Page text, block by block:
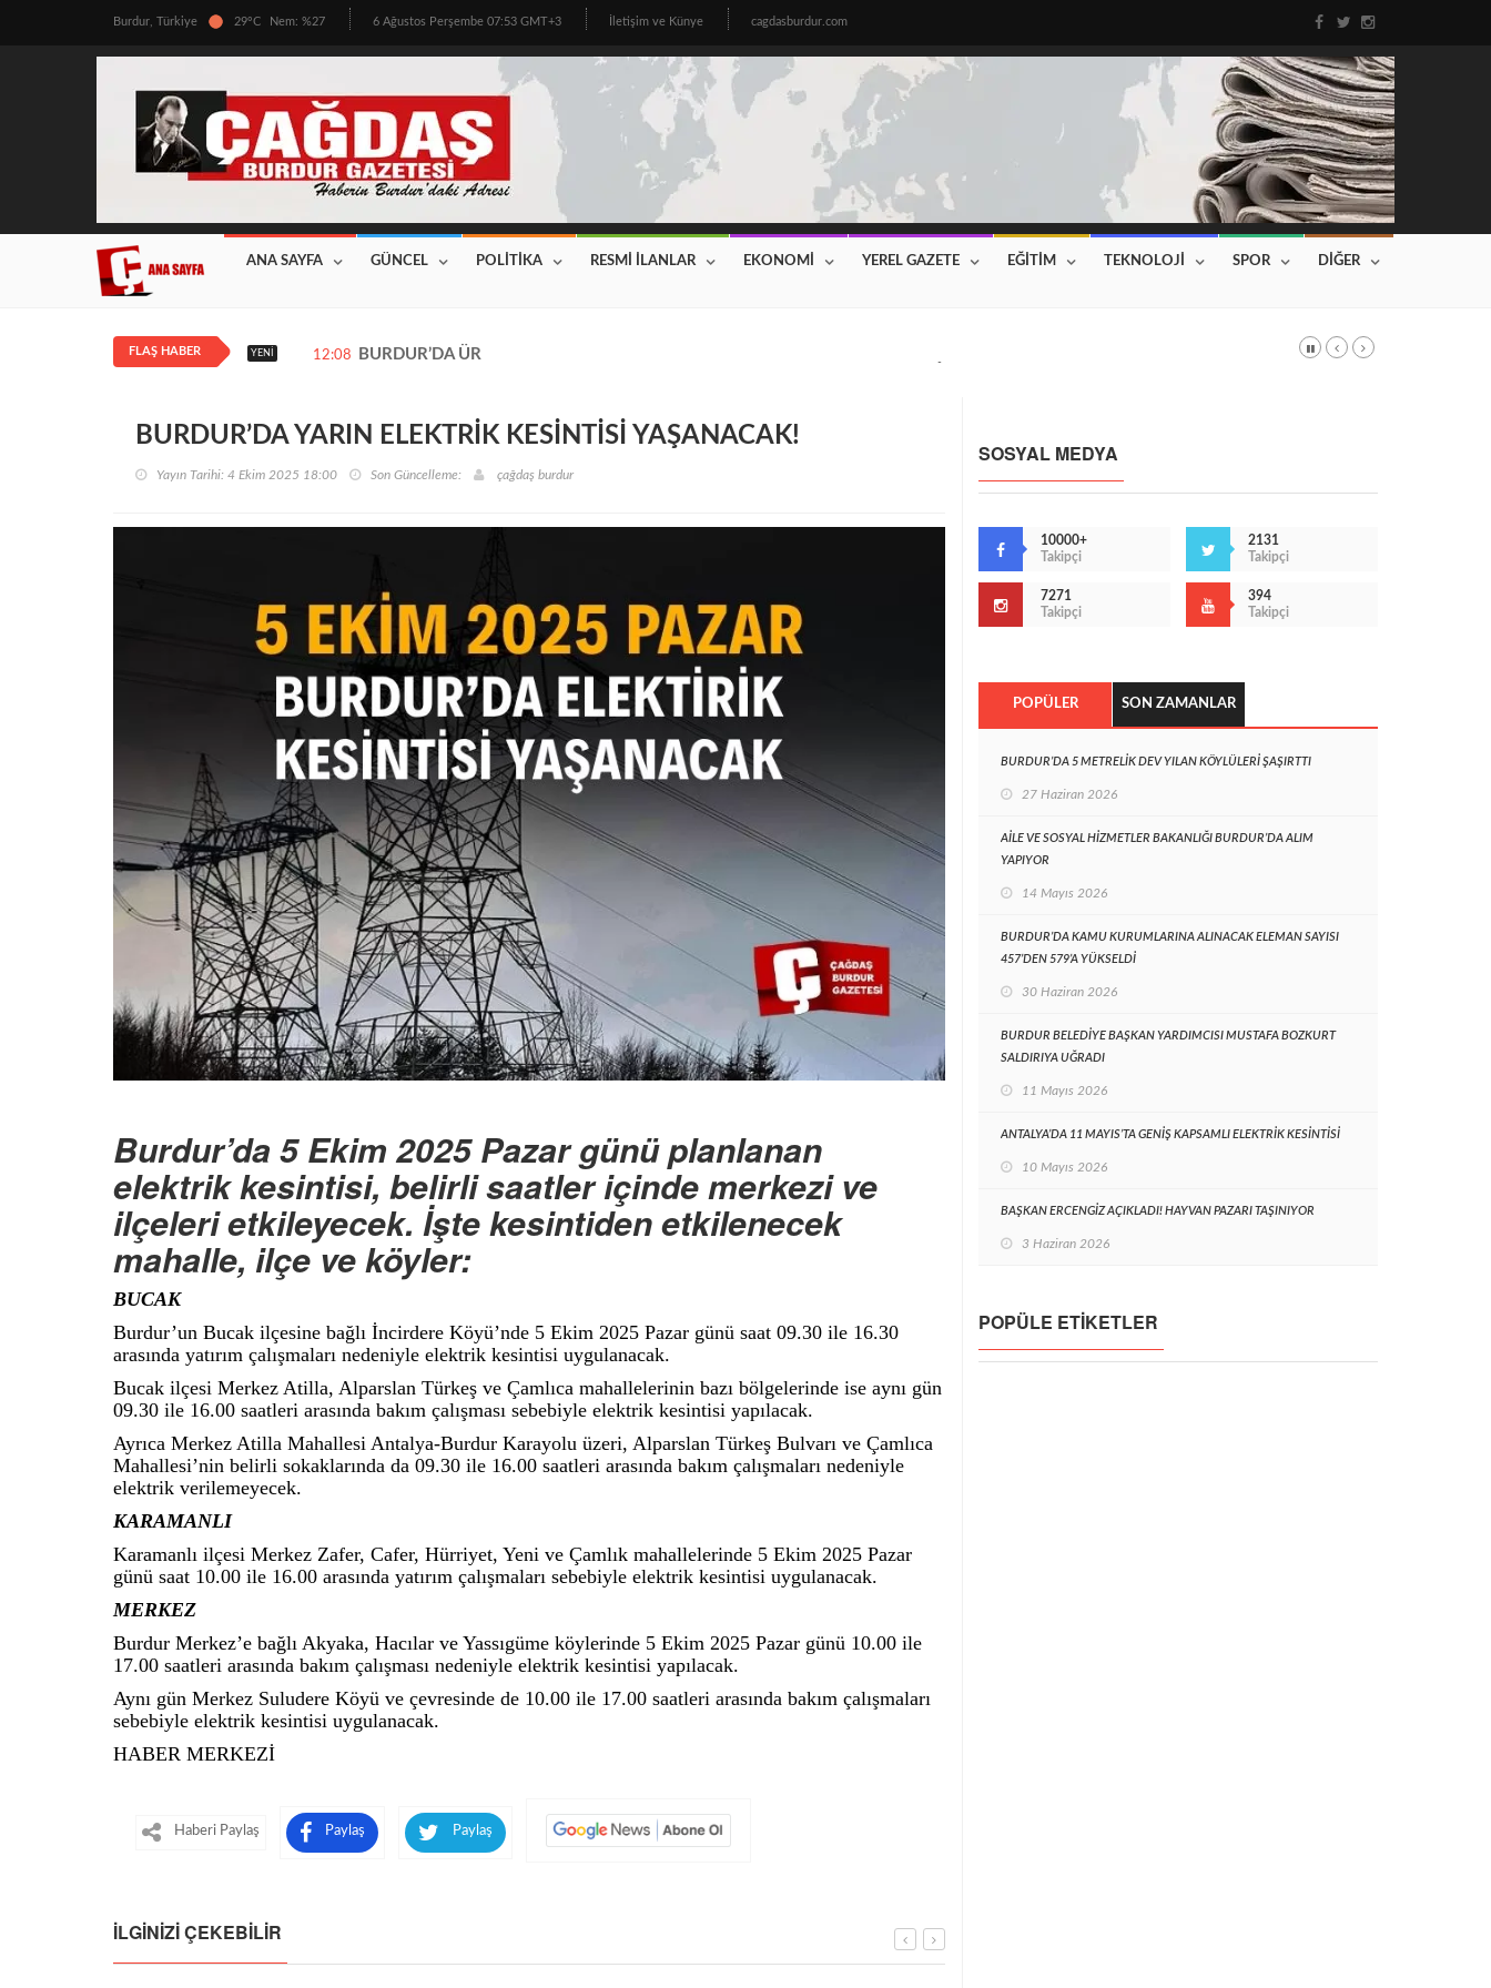
Burdur, Türkiye 29°C Nem: %27 6 Ağustos Perşembe 07:53 GMT+3 İletişim ve Künye cagdasburdur.com
ANA SAYFA GÜNCEL POLİTİKA RESMİ İLANLAR EKONOMİ YEREL GAZETE EĞİTİM TEKNOLOJİ SPOR DİĞER
FLAŞ HABER YENI 12:08 BURDUR’DA ÜRETİCİNİN BEKLEDİĞİ HABER GELDİ! 2026 YILI FİYATLAR AÇIKLANDI
BURDUR’DA YARIN ELEKTRİK KESİNTİSİ YAŞANACAK!
Yayın Tarihi: 4 Ekim 2025 18:00 Son Güncelleme: çağdaş burdur
Burdur’da 5 Ekim 2025 Pazar günü planlanan
elektrik kesintisi, belirli saatler içinde merkezi ve
ilçeleri etkileyecek. İşte kesintiden etkilenecek
mahalle, ilçe ve köyler:
BUCAK
Burdur’un Bucak ilçesine bağlı İncirdere Köyü’nde 5 Ekim 2025 Pazar günü saat 09.30 ile 16.30
arasında yatırım çalışmaları nedeniyle elektrik kesintisi uygulanacak.
Bucak ilçesi Merkez Atilla, Alparslan Türkeş ve Çamlıca mahallelerinin bazı bölgelerinde ise aynı gün
09.30 ile 16.00 saatleri arasında bakım çalışması sebebiyle elektrik kesintisi yapılacak.
Ayrıca Merkez Atilla Mahallesi Antalya-Burdur Karayolu üzeri, Alparslan Türkeş Bulvarı ve Çamlıca
Mahallesi’nin belirli sokaklarında da 09.30 ile 16.00 saatleri arasında bakım çalışmaları nedeniyle
elektrik verilemeyecek.
KARAMANLI
Karamanlı ilçesi Merkez Zafer, Cafer, Hürriyet, Yeni ve Çamlık mahallelerinde 5 Ekim 2025 Pazar
günü saat 10.00 ile 16.00 arasında yatırım çalışmaları sebebiyle elektrik kesintisi uygulanacak.
MERKEZ
Burdur Merkez’e bağlı Akyaka, Hacılar ve Yassıgüme köylerinde 5 Ekim 2025 Pazar günü 10.00 ile
17.00 saatleri arasında bakım çalışması nedeniyle elektrik kesintisi yapılacak.
Aynı gün Merkez Suludere Köyü ve çevresinde de 10.00 ile 17.00 saatleri arasında bakım çalışmaları
sebebiyle elektrik kesintisi uygulanacak.
HABER MERKEZİ
Haberi Paylaş Paylaş Paylaş
İLGINIZI ÇEKEBILIR
SOSYAL MEDYA
10000+
Takipçi
2131
Takipçi
7271
Takipçi
394
Takipçi
POPÜLER SON ZAMANLAR
BURDUR’DA 5 METRELİK DEV YILAN KÖYLÜLERİ ŞAŞIRTTI
27 Haziran 2026
AİLE VE SOSYAL HİZMETLER BAKANLIĞI BURDUR’DA ALIM
YAPIYOR
14 Mayıs 2026
BURDUR’DA KAMU KURUMLARINA ALINACAK ELEMAN SAYISI
457’DEN 579’A YÜKSELDİ
30 Haziran 2026
BURDUR BELEDİYE BAŞKAN YARDIMCISI MUSTAFA BOZKURT
SALDIRIYA UĞRADI
11 Mayıs 2026
ANTALYA’DA 11 MAYIS’TA GENİŞ KAPSAMLI ELEKTRİK KESİNTİSİ
10 Mayıs 2026
BAŞKAN ERCENGİZ AÇIKLADI! HAYVAN PAZARI TAŞINIYOR
3 Haziran 2026
POPÜLE ETIKETLER